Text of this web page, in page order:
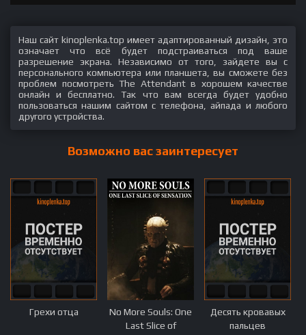
Наш сайт kinoplenka.top имеет адаптированный дизайн, это
означает что всё будет подстраиваться под ваше
разрешение экрана. Независимо от того, зайдете вы с
персонального компьютера или планшета, вы сможете без
проблем посмотреть The Attendant в хорошем качестве
онлайн и бесплатно. Так что вам всегда будет удобно
пользоваться нашим сайтом с телефона, айпада и любого
другого устройства.
Возможно вас заинтересует
Грехи отца
No More Souls: One
Last Slice of
Десять кровавых
пальцев